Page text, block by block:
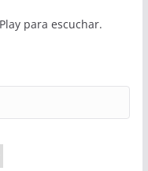
para escuchar.